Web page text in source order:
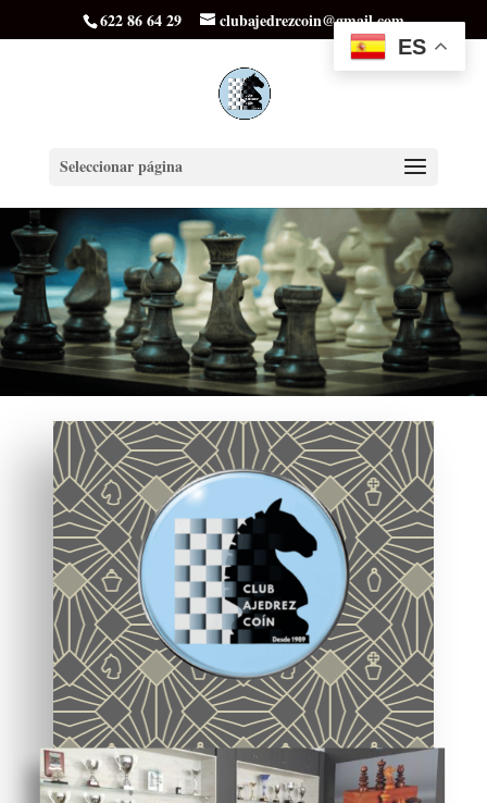
622 86 64 29 clubajedrezcoin@gmail.com
Seleccionar página
ES